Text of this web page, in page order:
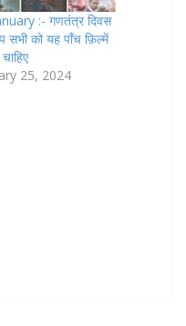
:- गणतंत्र दिवस
सभी को यह पाँच फ़िल्में
25, 2024